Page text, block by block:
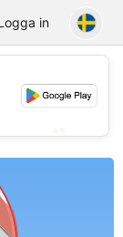
in